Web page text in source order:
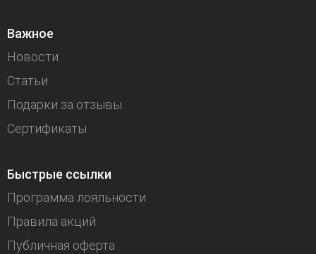
Важное
Новости
Статьи
Подарки за отзывы
Сертификаты
Быстрые ссылки
Программа лояльности
Правила акций
Публичная оферта